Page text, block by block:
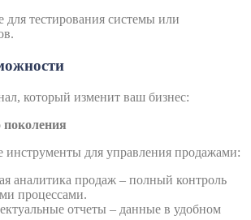
для тестирования системы или
который изменит ваш бизнес:
для управления продажами:
аналитика продаж – полный контроль
процессами.
отчеты – данные в удобном